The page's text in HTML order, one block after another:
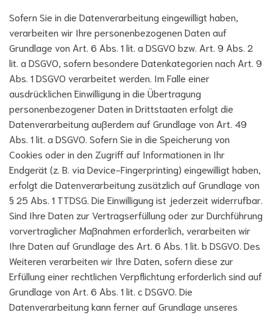
Sofern Sie in die Datenverarbeitung eingewilligt haben,
verarbeiten wir Ihre personenbezogenen Daten auf
Grundlage von Art. 6 Abs. 1 lit. a DSGVO bzw. Art. 9 Abs. 2
lit. a DSGVO, sofern besondere Datenkategorien nach Art. 9
Abs. 1 DSGVO verarbeitet werden. Im Falle einer
ausdrücklichen Einwilligung in die Übertragung
personenbezogener Daten in Drittstaaten erfolgt die
Datenverarbeitung außerdem auf Grundlage von Art. 49
Abs. 1 lit. a DSGVO. Sofern Sie in die Speicherung von
Cookies oder in den Zugriff auf Informationen in Ihr
Endgerät (z. B. via Device-Fingerprinting) eingewilligt haben,
erfolgt die Datenverarbeitung zusätzlich auf Grundlage von
§ 25 Abs. 1 TTDSG. Die Einwilligung ist jederzeit widerrufbar.
Sind Ihre Daten zur Vertragserfüllung oder zur Durchführung
vorvertraglicher Maßnahmen erforderlich, verarbeiten wir
Ihre Daten auf Grundlage des Art. 6 Abs. 1 lit. b DSGVO. Des
Weiteren verarbeiten wir Ihre Daten, sofern diese zur
Erfüllung einer rechtlichen Verpflichtung erforderlich sind auf
Grundlage von Art. 6 Abs. 1 lit. c DSGVO. Die
Datenverarbeitung kann ferner auf Grundlage unseres